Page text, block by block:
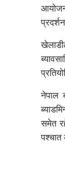
नेपाल
समेत
पश्चात